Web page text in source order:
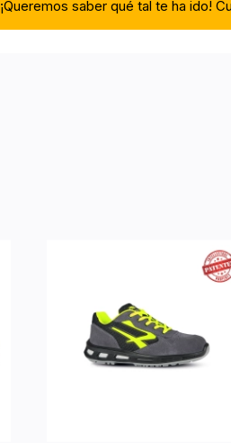
¡Queremos saber qué tal te ha ido!